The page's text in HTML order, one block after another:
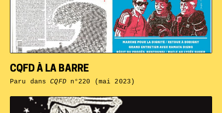
CQFD À LA BARRE
Paru dansCQFDn°220 (mai 2023)